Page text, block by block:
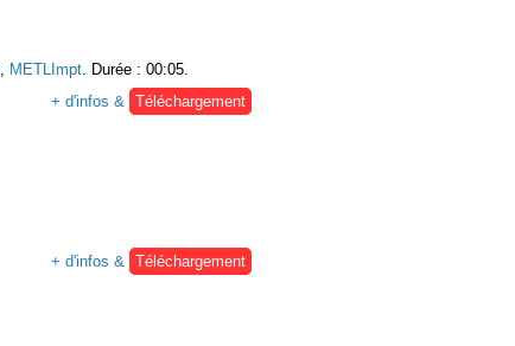
, METLImpt. Durée : 00:05.
+ d'infos & Téléchargement
+ d'infos &
Téléchargement